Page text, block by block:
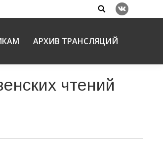
Search:
Вконтакте
АРХИВ ТРАНСЛЯЦИЙ
чтений